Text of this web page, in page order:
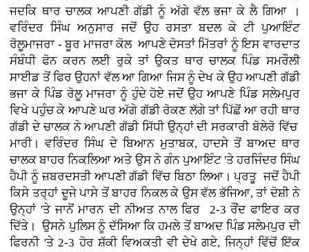
ਜਦਕਿ ਥਾਰ ਚਾਲਕ ਆਪਣੀ ਗੱਡੀ ਨੂੰ ਅੱਗੇ ਵੱਲ ਭਜਾ ਕੇ ਲੈ ਗਿਆ ।
ਵਰਿੰਦਰ ਸਿੰਘ ਅਨੁਸਾਰ ਜਦੋਂ ਉਹ ਰਸਤਾ ਬਦਲ ਕੇ ਟੀ ਪੁਆਇੰਟ
ਰੋਲੂਮਾਜਰਾ - ਬੂਰ ਮਾਜਰਾ ਕੋਲ ਆਪਣੇ ਦੋਸਤਾਂ ਮਿੱਤਰਾਂ ਨੂੰ ਇਸ ਵਾਰਦਾਤ
ਸੰਬੰਧੀ ਫੋਨ ਕਰਨ ਲਈ ਰੁਕੇ ਤਾਂ ਉਕਤ ਥਾਰ ਚਾਲਕ ਪਿੰਡ ਸਮਰੌਲੀ
ਸਾਈਡ ਤੋਂ ਫਿਰ ਉਹਨਾਂ ਵੱਲ ਆ ਗਿਆ ਜਿਸ ਨੂੰ ਦੇਖ ਕੇ ਉਹ ਆਪਣੀ ਗੱਡੀ
ਭਜਾ ਕੇ ਪਿੰਡ ਰੋਲੂ ਮਾਜਰਾ ਨੂੰ ਹੁੰਦੇ ਹੋਏ ਜਦੋਂ ਉਹ ਆਪਣੇ ਪਿੰਡ ਸਲੇਮਪੁਰ
ਵਿਖੇ ਪਹੁੰਚ ਕੇ ਆਪਣੇ ਘਰ ਅੱਗੇ ਗੱਡੀ ਰੋਕਣ ਲੱਗੇ ਤਾਂ ਪਿੱਛੋਂ ਆ ਰਹੀ ਥਾਰ
ਗੱਡੀ ਦੇ ਚਾਲਕ ਨੇ ਆਪਣੀ ਗੱਡੀ ਸਿੱਧੀ ਉਨ੍ਹਾਂ ਦੀ ਸਰਕਾਰੀ ਬੋਲੇਰੋ ਵਿੱਚ
ਮਾਰੀ। ਵਰਿੰਦਰ ਸਿੰਘ ਦੇ ਬਿਆਨ ਮੁਤਾਬਕ, ਹਾਦਸੇ ਤੋਂ ਬਾਅਦ ਥਾਰ
ਚਾਲਕ ਬਾਹਰ ਨਿਕਲਿਆ ਅਤੇ ਉਸ ਨੇ ਗੰਨ ਪੁਆਇੰਟ 'ਤੇ ਹਰਜਿੰਦਰ ਸਿੰਘ
ਹੈਪੀ ਨੂੰ ਜ਼ਬਰਦਸਤੀ ਆਪਣੀ ਗੱਡੀ ਵਿੱਚ ਬਿਠਾ ਲਿਆ। ਪ੍ਰਤੂ ਜਦੋਂ ਹੈਪੀ
ਕਿਸੇ ਤਰ੍ਹਾਂ ਦੂਜੇ ਪਾਸੇ ਤੋਂ ਬਾਹਰ ਨਿਕਲ ਕੇ ਉਸ ਵੱਲ ਭੱਜਿਆ, ਤਾਂ ਦੋਸ਼ੀ ਨੇ
ਉਨ੍ਹਾਂ 'ਤੇ ਜਾਨੋਂ ਮਾਰਨ ਦੀ ਨੀਅਤ ਨਾਲ ਫਿਰ 2-3 ਰੌਂਦ ਫਾਇਰ ਕਰ
ਦਿੱਤੇ। ਉਸਨੇ ਪੁਲਿਸ ਨੂੰ ਦੱਸਿਆ ਕਿ ਹਮਲੇ ਤੋਂ ਬਾਅਦ ਪਿੰਡ ਸਲੇਮਪੁਰ ਦੀ
ਫਿਰਨੀ 'ਤੇ 2-3 ਹੋਰ ਸ਼ੱਕੀ ਵਿਅਕਤੀ ਵੀ ਦੇਖੇ ਗਏ, ਜਿਨ੍ਹਾਂ ਵਿੱਚੋਂ ਇੱਕ